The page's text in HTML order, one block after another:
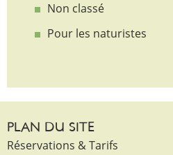
Non classé
Pour les naturistes
PLAN DU SITE
Réservations & Tarifs